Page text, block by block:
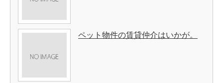
ペット物件の賃貸仲介はいかが。